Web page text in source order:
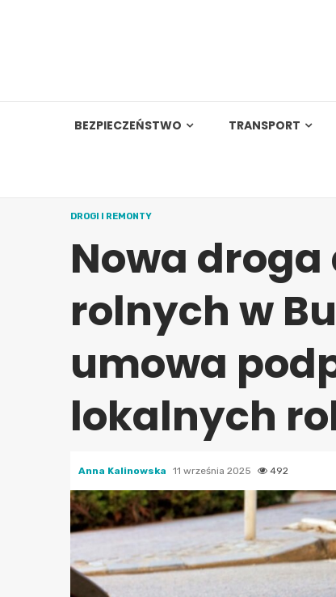
BEZPIECZEŃSTWO TRANSPORT
DROGI I REMONTY
Nowa
rolnych w
umowa
lokalnych
Anna Kalinowska 11 września 2025 492